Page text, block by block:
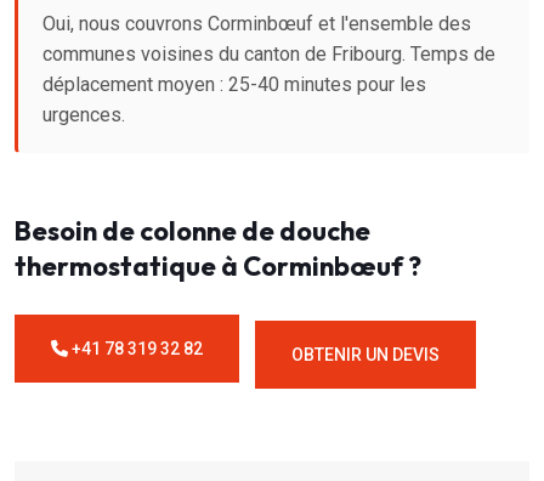
Oui, nous couvrons Corminbœuf et l'ensemble des
communes voisines du canton de Fribourg. Temps de
déplacement moyen : 25-40 minutes pour les
urgences.
Besoin de colonne de douche
thermostatique à Corminbœuf ?
+41 78 319 32 82 OBTENIR UN DEVIS